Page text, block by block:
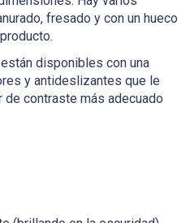
fresado y con un hueco
disponibles con una
y antideslizantes que le
contraste más adecuado